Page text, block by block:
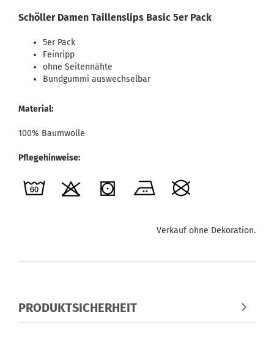
Schöller Damen Taillenslips Basic 5er Pack
5er Pack
Feinripp
ohne Seitennähte
Bundgummi auswechselbar
Material:
100% Baumwolle
Pflegehinweise:
Verkauf ohne Dekoration.
PRODUKTSICHERHEIT